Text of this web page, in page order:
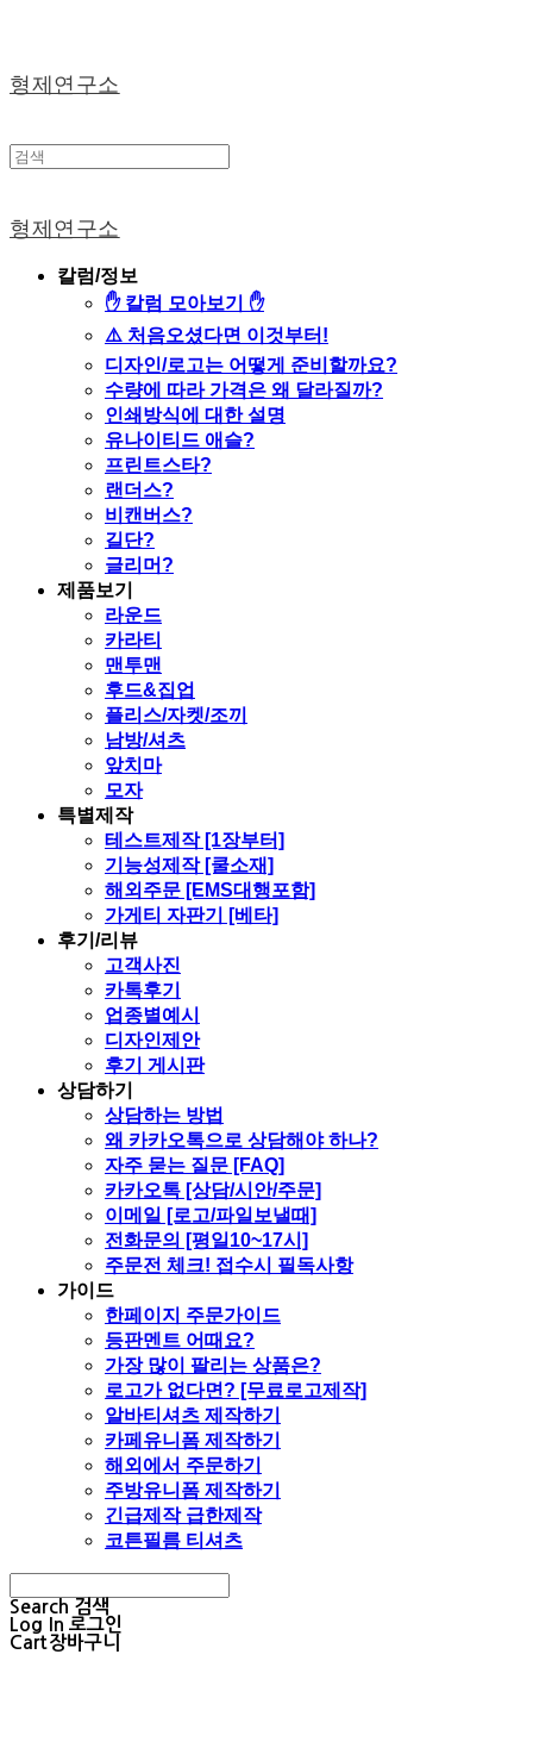
형제연구소
형제연구소
칼럼/정보
✋ 칼럼 모아보기 ✋
⚠️ 처음오셨다면 이것부터!
디자인/로고는 어떻게 준비할까요?
수량에 따라 가격은 왜 달라질까?
인쇄방식에 대한 설명
유나이티드 애슬?
프린트스타?
랜더스?
비캔버스?
길단?
글리머?
제품보기
라운드
카라티
맨투맨
후드&집업
플리스/자켓/조끼
남방/셔츠
앞치마
모자
특별제작
테스트제작 [1장부터]
기능성제작 [쿨소재]
해외주문 [EMS대행포함]
가게티 자판기 [베타]
후기/리뷰
고객사진
카톡후기
업종별예시
디자인제안
후기 게시판
상담하기
상담하는 방법
왜 카카오톡으로 상담해야 하나?
자주 묻는 질문 [FAQ]
카카오톡 [상담/시안/주문]
이메일 [로고/파일보낼때]
전화문의 [평일10~17시]
주문전 체크! 접수시 필독사항
가이드
한페이지 주문가이드
등판멘트 어때요?
가장 많이 팔리는 상품은?
로고가 없다면? [무료로고제작]
알바티셔츠 제작하기
카페유니폼 제작하기
해외에서 주문하기
주방유니폼 제작하기
긴급제작 급한제작
코튼필름 티셔츠
Search 검색
Log In 로그인
Cart장바구니